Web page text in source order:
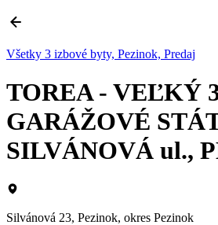
Všetky 3 izbové byty, Pezinok, Predaj
TOREA - VEĽKÝ
GARÁŽOVÉ
SILVÁNOVÁ ul.,
Silvánová 23, Pezinok, okres Pezinok